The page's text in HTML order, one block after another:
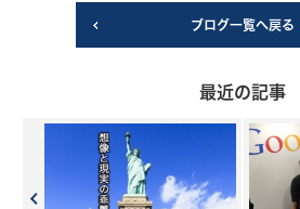
ブログ一覧へ戻る
最近の記事